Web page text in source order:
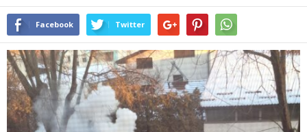
Facebook Twitter